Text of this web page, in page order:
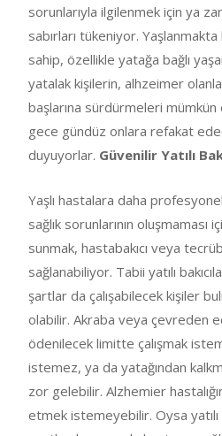
sorunlarıyla ilgilenmek için ya
sabırları tükeniyor.
sahip, özellikle yatağa bağlı
yatalak kişilerin, alhzeimer
başlarına sürdürmeleri
gece gündüz onlara refakat
duyuyorlar. Güvenilir Yatılı
Yaşlı hastalara daha
sağlık sorunlarının oluşmaması
sunmak, hastabakıcı veya
sağlanabiliyor. Tabii yatılı
şartlar da çalışabilecek kişiler
olabilir. Akraba veya çevreden
ödenilecek limitte çalışmak
istemez, ya da yatağından
zor gelebilir. Alzhemier
etmek istemeyebilir. Oysa yatılı